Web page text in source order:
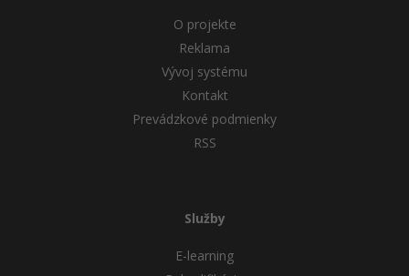
O projekte
Reklama
Vývoj systému
Kontakt
Prevádzkové podmienky
RSS
Služby
E-learning